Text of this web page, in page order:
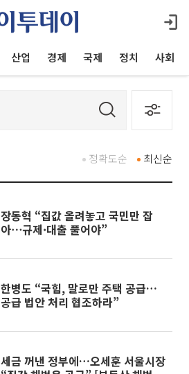
산업 경제 국제 정치 사회
최신순
정확도순
장동혁 “집값 올려놓고 국민만 잡
아⋯규제·대출 풀어야”
한병도 “국힘, 말로만 주택 공급…
공급 법안 처리 협조하라”
세금 꺼낸 정부에…오세훈 서울시장